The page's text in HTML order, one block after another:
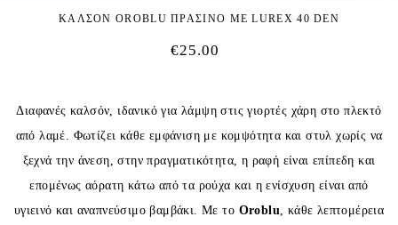
ΚΑΛΣΟΝ OROBLU ΠΡΑΣΙΝΟ ΜΕ LUREX 40 DEN
€25.00
Διαφανές καλσόν, ιδανικό για λάμψη στις γιορτές χάρη στο πλεκτό
από λαμέ. Φωτίζει κάθε εμφάνιση με κομψότητα και στυλ χωρίς να
ξεχνά την άνεση, στην πραγματικότητα, η ραφή είναι επίπεδη και
επομένως αόρατη κάτω από τα ρούχα και η ενίσχυση είναι από
υγιεινό και αναπνεύσιμο βαμβάκι. Με το Oroblu, κάθε λεπτομέρεια